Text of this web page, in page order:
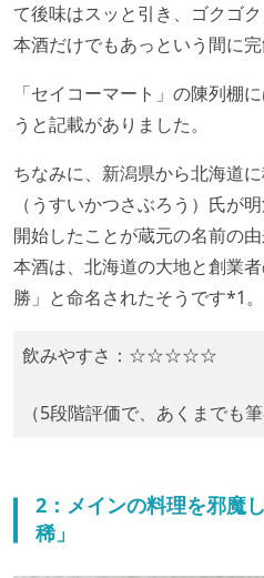
て後味はスッと引き、ゴクゴ
本酒だけでもあっという間に完
「セイコーマート」の陳列棚
うと記載がありました。
ちなみに、新潟県から北海道
（うすいかつさぶろう）氏が
開始したことが蔵元の名前の
本酒は、北海道の大地と創業
勝」と命名されたそうです*1。
飲みやすさ：☆☆☆☆☆
（5段階評価で、あくまでも
2：メインの料理を邪魔
稀」